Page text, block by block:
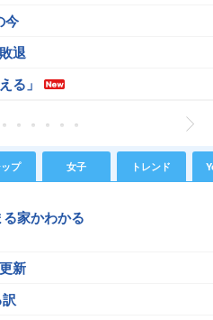
今
退
る」
プ 女子 トレンド
家かわかる
新